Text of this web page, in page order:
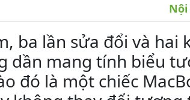
ba lần sửa đổi và
dần mang tính biểu
đó là một chiếc